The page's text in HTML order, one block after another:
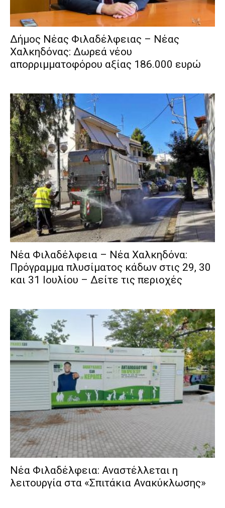
Δήμος Νέας Φιλαδέλφειας – Νέας
Χαλκηδόνας: Δωρεά νέου
απορριμματοφόρου αξίας 186.000 ευρώ
Νέα Φιλαδέλφεια – Νέα Χαλκηδόνα:
Πρόγραμμα πλυσίματος κάδων στις 29, 30
και 31 Ιουλίου – Δείτε τις περιοχές
Νέα Φιλαδέλφεια: Αναστέλλεται η
λειτουργία στα «Σπιτάκια Ανακύκλωσης»